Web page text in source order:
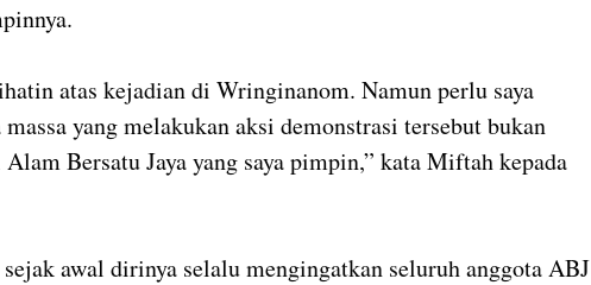
atas kejadian di Wringinanom. Namun perlu saya
massa yang melakukan aksi demonstrasi tersebut bukan
Bersatu Jaya yang saya pimpin,” kata Miftah kepada
awal dirinya selalu mengingatkan seluruh anggota ABJ